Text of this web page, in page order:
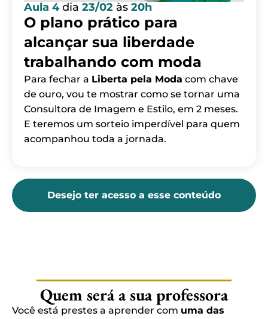
Aula 4dia 23/02 às 20h
O plano prático para
alcançar sua liberdade
trabalhando com moda
Para fechar a Liberta pela Moda com chave
de ouro, vou te mostrar como se tornar uma
Consultora de Imagem e Estilo, em 2 meses.
E teremos um sorteio imperdível para quem
acompanhou toda a jornada.
Desejo ter acesso a esse conteúdo
Quem será a sua professora
Você está prestes a aprender com uma das